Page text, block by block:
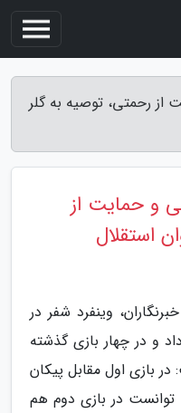
رحمتی، توصیه به گلر
و حمایت از
استقلال
وینفرد شفر در
و در چهار بازی گذشته
بازی اول مقابل پیکان
در بازی دوم هم